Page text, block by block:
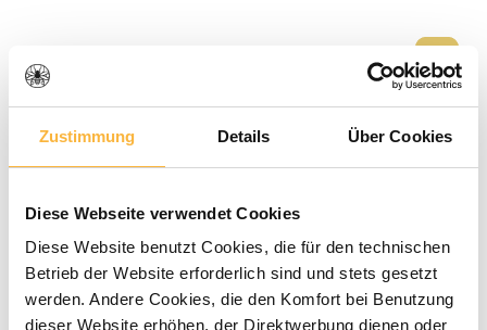
Zustimmung Details Über Cookies
Diese Webseite verwendet Cookies
Diese Website benutzt Cookies, die für den technischen
Betrieb der Website erforderlich sind und stets gesetzt
werden. Andere Cookies, die den Komfort bei Benutzung
dieser Website erhöhen, der Direktwerbung dienen oder